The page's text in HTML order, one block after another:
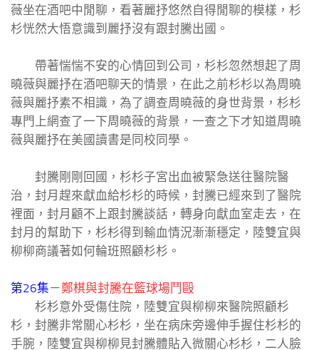
薇坐在酒吧中閒聊，看著麗抒悠然自得閒聊的模樣，杉
杉恍然大悟意識到麗抒沒有跟封騰出國。
帶著惴惴不安的心情回到公司，杉杉忽然想起了周
曉薇與麗抒在酒吧聊天的情景，在此之前杉杉以為周曉
薇與麗抒素不相識，為了調查周曉薇的身世背景，杉杉
專門上網查了一下周曉薇的背景，一查之下才知道周曉
薇與麗抒在美國讀書是同校同學。
封騰剛剛回國，杉杉子宮出血被緊急送往醫院醫
治，封月趕來獻血給杉杉的時候，封騰已經來到了醫院
裡面，封月顧不上跟封騰談話，轉身向獻血室走去，在
封月的幫助下，杉杉得到輸血情況漸漸穩定，陸雙宜與
柳柳商議著如何輪班照顧杉杉。
第26集－鄭棋與封騰在籃球場鬥毆
杉杉意外受傷住院，陸雙宜與柳柳來醫院照顧杉
杉，封騰非常關心杉杉，坐在病床旁邊伸手握住杉杉的
手腕，陸雙宜與柳柳見封騰體貼入微關心杉杉，二人臉